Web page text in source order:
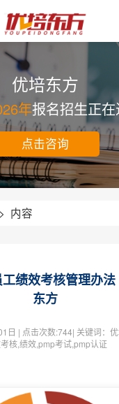
优培东方
年报名招生正
点击咨询
> 内容
绩效考核管理办
东方
日 | 点击次数:744| 关键词：
核,绩效,pmp考试,pmp认证